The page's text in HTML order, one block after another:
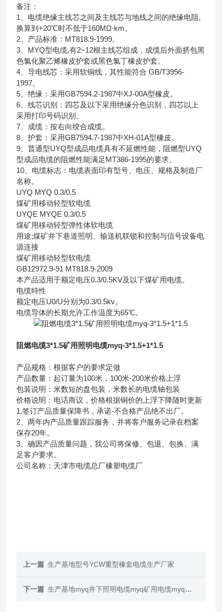
备注：
1、电缆绝缘主线芯之间及主线芯与地线之间的绝缘电阻,
换算到+20℃时不低于160MΩ·km。
2、产品标准：MT818.9-1999。
3、MYQ型电缆,有2~12根主线芯组成，成缆后外面挤包黑
色氯化聚乙烯橡皮护套或黑色氯丁橡皮护套。
4、导电线芯：采用软铜线，其性能符合 GB/T3956-
1997。
5、绝缘：采用GB7594.2-1987中XJ-00A型橡皮。
6、线芯识别：四芯及以下采用绝缘分色识别，四芯以上
采用打印号码识别。
7、成缆：按右向绞合成缆。
8、护套：采用GB7594.7-1987中XH-01A型橡皮。
9、普通型UYQ型成品电缆具有不延燃性能，阻燃型UYQ
型成品电缆的阻燃性能满足MT386-1995的要求。
10、电缆标志：电缆表面印有型号、电压、规格及制造厂
名称。
UYQ MYQ 0.3/0.5
煤矿用移动轻型软电缆
UYQE MYQE 0.3/0.5
煤矿用移动轻型弹性体软电缆
用途;煤矿井下巷道照明、输送机联锁和控制与信号设备电
源连接
煤矿用移动轻型软电缆
GB12972.9-91 MT818.9-2009
本产品适用于额定电压0.3/0.5KV及以下煤矿用电缆。
电缆特性
额定电压U0/U分别为0.3/0.5kv。
电缆导体的长期允许工作温度为65℃。
阻燃电缆3*1.5矿用照明电缆myq-3*1.5+1*1.5
产品规格：根据客户的要求定做
产品数量：起订量为100米，100米-200米价格上浮
包装说明：米数短的盘包装，米数长的电缆轴包装
价格说明：电话商议，价格根据铜价的上浮下降随时更新
1,签订产品质量保障书，承诺-不合格产品绝不出厂。
2、两年内产品质量跟踪服务，并将客户服务记录在档案
保存20年。
3、确因产品质量问题，我公司将保修、包退、包换、满
足客户要求。
公司名称：天津市电缆总厂橡塑电缆厂
上一篇 生产基地型号YCW重型橡套电缆生产厂家
下一篇 生产基地myq井下照明电缆myq矿用电缆myq矿用灯线